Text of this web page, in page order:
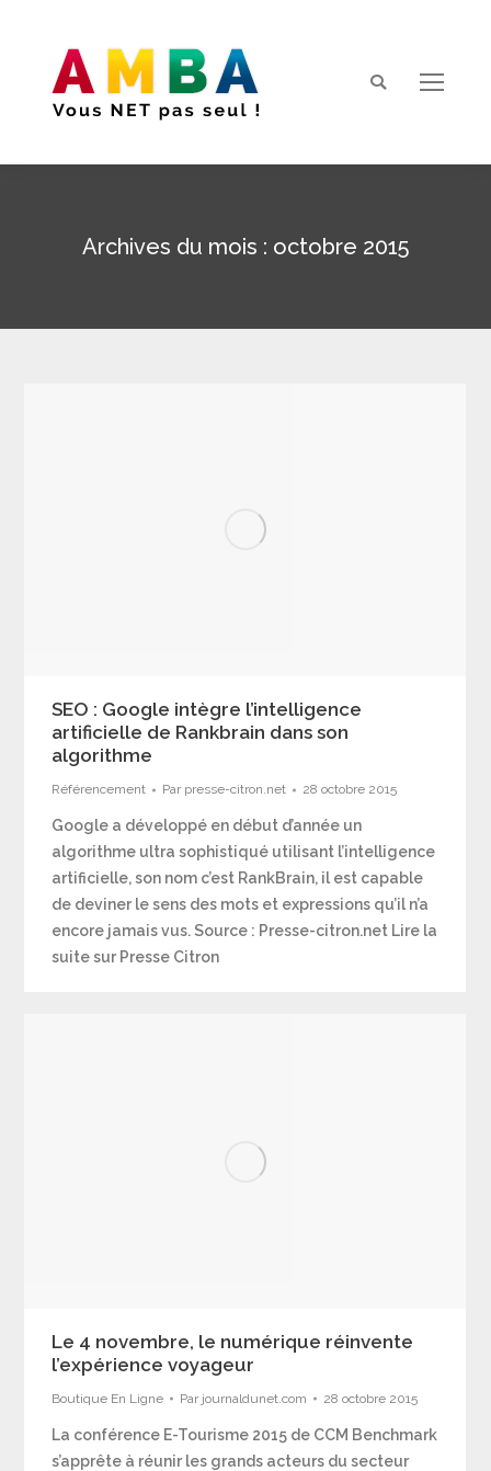
Search:
Archives du mois : octobre 2015
SEO : Google intègre l’intelligence
artificielle de Rankbrain dans son
algorithme
Référencement Par presse-citron.net 28 octobre 2015
Google a développé en début d’année un
algorithme ultra sophistiqué utilisant l’intelligence
artificielle, son nom c’est RankBrain, il est capable
de deviner le sens des mots et expressions qu’il n’a
encore jamais vus. Source : Presse-citron.net Lire la
suite sur Presse Citron
Le 4 novembre, le numérique réinvente
l’expérience voyageur
Boutique En Ligne Par journaldunet.com 28 octobre 2015
La conférence E-Tourisme 2015 de CCM Benchmark
s’apprête à réunir les grands acteurs du secteur